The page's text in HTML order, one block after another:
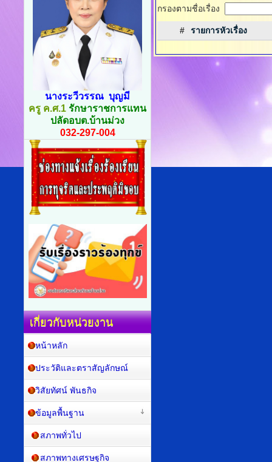
กรองตามชื่อเรื่อง
# รายการหัวเรื่อง
นางระวีวรรณ บุญมี
ครู ค.ศ.1 รักษาราชการแทน
ปลัดอบต.บ้านม่วง
032-297-004
เกี่ยวกับหน่วยงาน
หน้าหลัก
ประวัติและตราสัญลักษณ์
วิสัยทัศน์ พันธกิจ
ข้อมูลพื้นฐาน
สภาพทั่วไป
สภาพทางเศรษฐกิจ